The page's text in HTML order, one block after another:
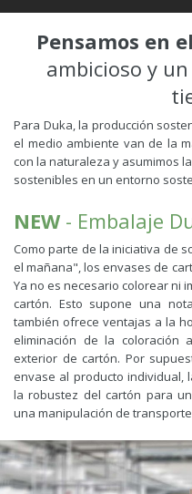
Pensamos en
ambicioso y
Para Duka, la producción
el medio ambiente van de la
con la naturaleza y asumimos
sostenibles en un entorno
NEW - Embalaje
Como parte de la iniciativa de
el mañana", los envases de
Ya no es necesario colorear ni
cartón. Esto supone una
también ofrece ventajas a la
eliminación de la coloración
exterior de cartón. Por
envase al producto
la robustez del cartón para
una manipulación de